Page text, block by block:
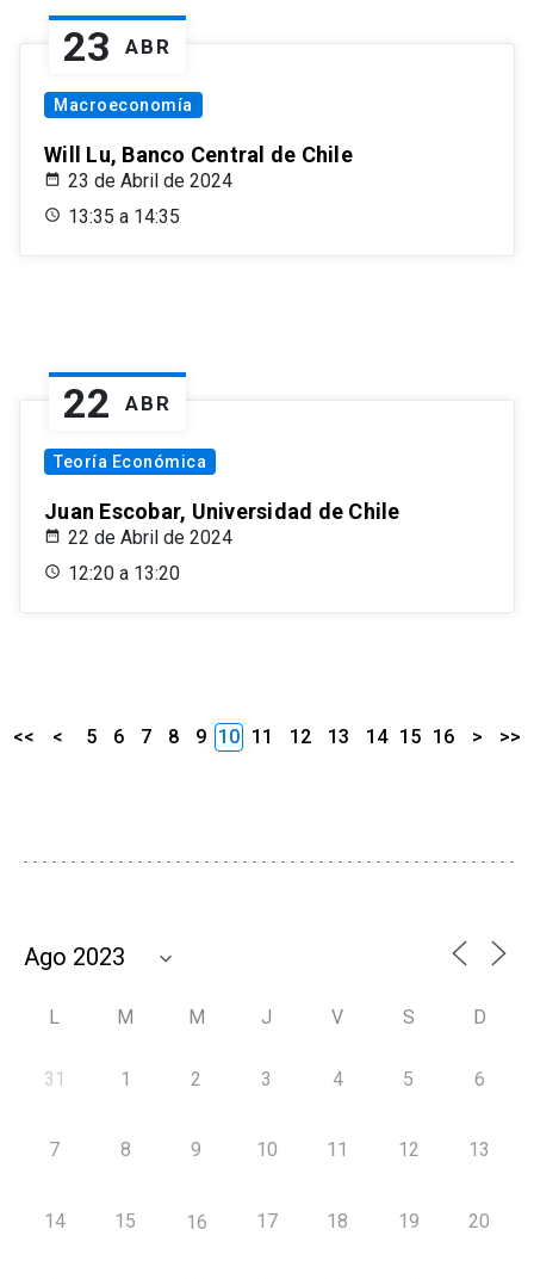
23 ABR
Macroeconomía
Will Lu, Banco Central de Chile
23 de Abril de 2024
13:35 a 14:35
22 ABR
Teoría Económica
Juan Escobar, Universidad de Chile
22 de Abril de 2024
12:20 a 13:20
<< < 5 6 7 8 9 10 11 12 13 14 15 16 > >>
L M M J V S D
31 1 2 3 4 5 6
7 8 9 10 11 12 13
14 15 16 17 18 19 20